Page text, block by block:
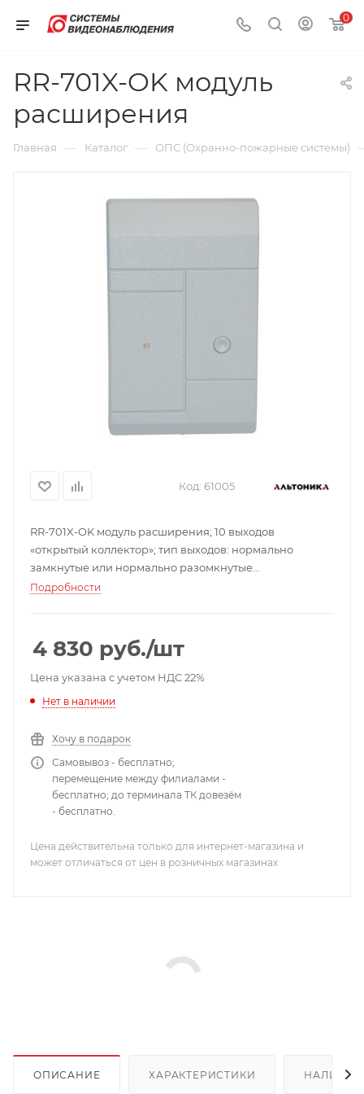
0
RR-701X-OK модуль
расширения
Главная — Каталог — ОПС (Охранно-пожарные системы)
Код: 61005
RR-701X-OK модуль расширения; 10 выходов
«открытый коллектор»; тип выходов: нормально
замкнутые или нормально разомкнутые
(переключается перемычкой); количество
Подробности
4 830 руб./шт
Цена указана с учетом НДС 22%
Нет в наличии
Хочу в подарок
Самовывоз - бесплатно;
перемещение между филиалами -
бесплатно; до терминала ТК довезём
- бесплатно.
Цена действительна только для интернет-магазина и
может отличаться от цен в розничных магазинах
ОПИСАНИЕ ХАРАКТЕРИСТИКИ НАЛИЧИЕ